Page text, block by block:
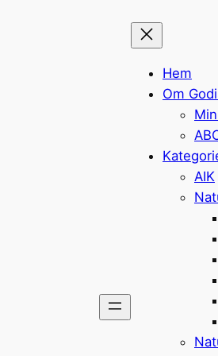
Hem
Om
AIK